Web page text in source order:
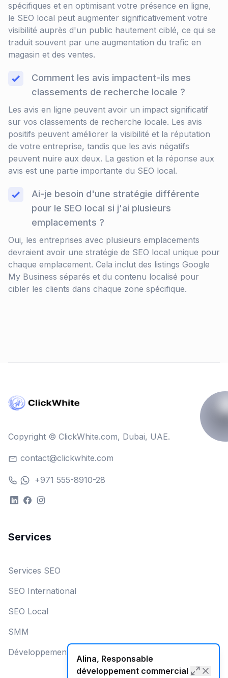
spécifiques et en optimisant votre présence en ligne,
le SEO local peut augmenter significativement votre
visibilité auprès d'un public hautement ciblé, ce qui se
traduit souvent par une augmentation du trafic en
magasin et des ventes.
Comment les avis impactent-ils mes
classements de recherche locale ?
Les avis en ligne peuvent avoir un impact significatif
sur vos classements de recherche locale. Les avis
positifs peuvent améliorer la visibilité et la réputation
de votre entreprise, tandis que les avis négatifs
peuvent nuire aux deux. La gestion et la réponse aux
avis est une partie importante du SEO local.
Ai-je besoin d'une stratégie différente
pour le SEO local si j'ai plusieurs
emplacements ?
Oui, les entreprises avec plusieurs emplacements
devraient avoir une stratégie de SEO local unique pour
chaque emplacement. Cela inclut des listings Google
My Business séparés et du contenu localisé pour
cibler les clients dans chaque zone spécifique.
Copyright © ClickWhite.com, Dubai, UAE.
contact@clickwhite.com
+971 555-8910-28
Services
Services SEO
SEO International
SEO Local
SMM
Développement Web
Alina, Responsable
développement commercial